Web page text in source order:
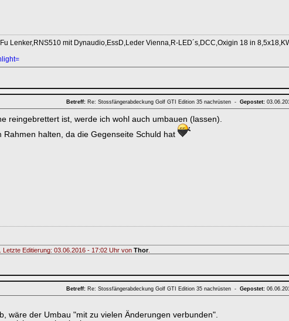
Lenker,RNS510 mit Dynaudio,EssD,Leder Vienna,R-LED´s,DCC,Oxigin 18 in
Betreff: Re: Stossfängerabdeckung Golf GTI Edition 35 nachrüsten - Gepostet:
reingebrettert ist, werde ich wohl auch umbauen (lassen).
Rahmen halten, da die Gegenseite Schuld hat
Editierung: 03.06.2016 - 17:02 Uhr von Thor.
Betreff: Re: Stossfängerabdeckung Golf GTI Edition 35 nachrüsten - Gepostet:
wäre der Umbau "mit zu vielen Änderungen verbunden".